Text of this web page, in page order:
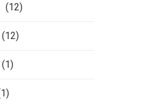
(12)
(12)
(1)